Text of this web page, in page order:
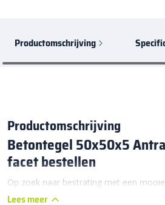
Productomschrijving
Productomschrijving
Betontegel 50x50x5
facet bestellen
Op zoek naar bestrating met een
Betontegel 50x50x5 Antraciet zonder
Lees meer